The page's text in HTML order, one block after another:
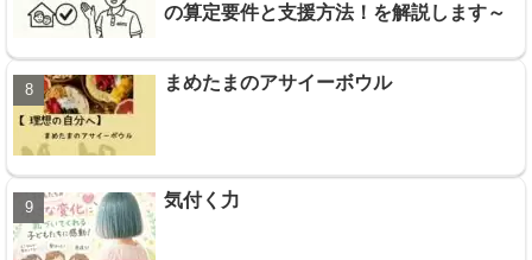
の算定要件と支援方法！を解説します～
まめたまのアサイーボウル
気付く力